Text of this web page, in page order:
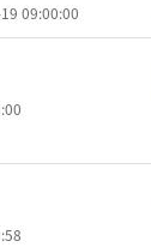
09:00:00